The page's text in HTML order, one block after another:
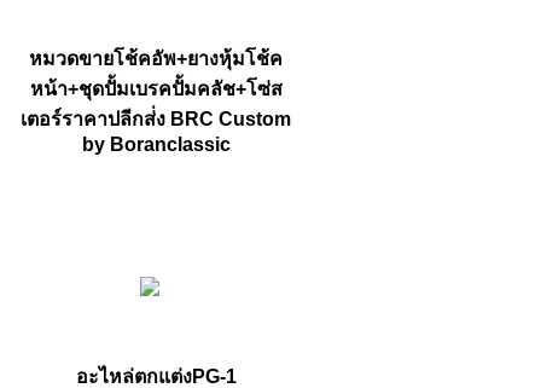
หมวดขายโช้คอัพ+ยางหุ้มโช้ค
หน้า+ชุดปั้มเบรคปั้มคลัช+โซ่ส
เตอร์ราคาปลีกส่่ง BRC Custom
by Boranclassic
อะไหล่ตกแต่งPG-1